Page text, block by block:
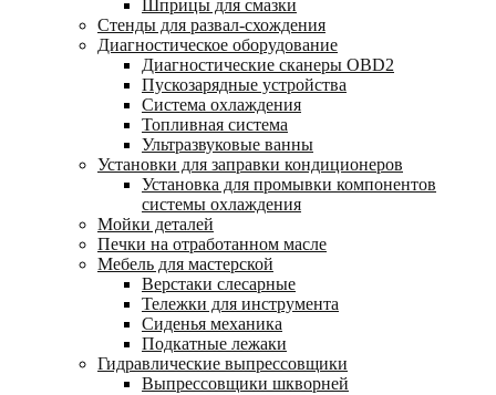
Шприцы для смазки
Стенды для развал-схождения
Диагностическое оборудование
Диагностические сканеры OBD2
Пускозарядные устройства
Система охлаждения
Топливная система
Ультразвуковые ванны
Установки для заправки кондиционеров
Установка для промывки компонентов
системы охлаждения
Мойки деталей
Печки на отработанном масле
Мебель для мастерской
Верстаки слесарные
Тележки для инструмента
Сиденья механика
Подкатные лежаки
Гидравлические выпрессовщики
Выпрессовщики шкворней